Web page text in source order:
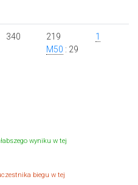
340
219
M50 : 29
1
wyniku w tej
biegu w tej